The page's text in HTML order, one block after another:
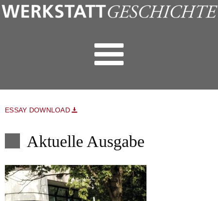
ESSAY DOWNLOAD
Aktuelle Ausgabe